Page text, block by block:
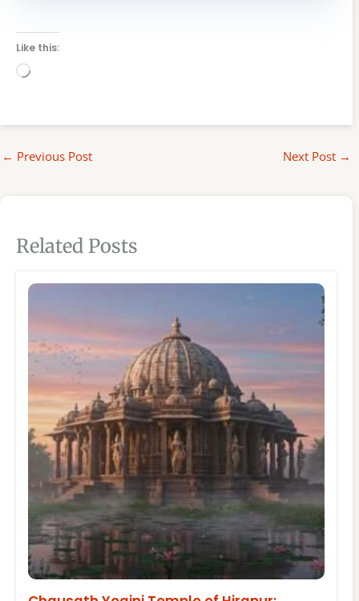
Like this:
Loading…
← Previous Post Next Post →
Related Posts